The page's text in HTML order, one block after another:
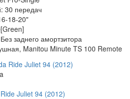
30 передач
18-20"
Без заднего амортзитора
Manitou Minute TS 100 Remote
Juliet 94 (2012)